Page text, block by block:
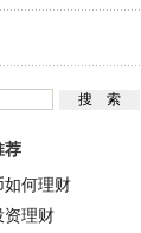
荐
如何理财
资理财